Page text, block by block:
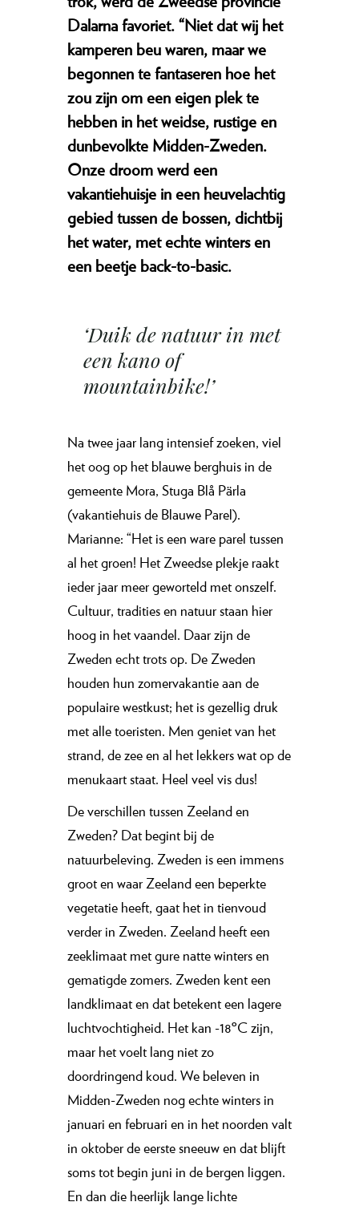
Dalarna favoriet. “Niet dat wij het
kamperen beu waren, maar we
begonnen te fantaseren hoe het
zou zijn om een eigen plek te
hebben in het weidse, rustige en
dunbevolkte Midden-Zweden.
Onze droom werd een
vakantiehuisje in een heuvelachtig
gebied tussen de bossen, dichtbij
het water, met echte winters en
een beetje back-to-basic.
‘Duik de natuur in met
een kano of
mountainbike!’
Na twee jaar lang intensief zoeken, viel
het oog op het blauwe berghuis in de
gemeente Mora, Stuga Blå Pärla
(vakantiehuis de Blauwe Parel).
Marianne: “Het is een ware parel tussen
al het groen! Het Zweedse plekje raakt
ieder jaar meer geworteld met onszelf.
Cultuur, tradities en natuur staan hier
hoog in het vaandel. Daar zijn de
Zweden echt trots op. De Zweden
houden hun zomervakantie aan de
populaire westkust; het is gezellig druk
met alle toeristen. Men geniet van het
strand, de zee en al het lekkers wat op de
menukaart staat. Heel veel vis dus!
De verschillen tussen Zeeland en
Zweden? Dat begint bij de
natuurbeleving. Zweden is een immens
groot en waar Zeeland een beperkte
vegetatie heeft, gaat het in tienvoud
verder in Zweden. Zeeland heeft een
zeeklimaat met gure natte winters en
gematigde zomers. Zweden kent een
landklimaat en dat betekent een lagere
luchtvochtigheid. Het kan -18ºC zijn,
maar het voelt lang niet zo
doordringend koud. We beleven in
Midden-Zweden nog echte winters in
januari en februari en in het noorden valt
in oktober de eerste sneeuw en dat blijft
soms tot begin juni in de bergen liggen.
En dan die heerlijk lange lichte